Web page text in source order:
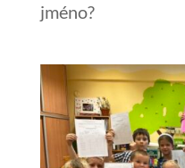
jméno?